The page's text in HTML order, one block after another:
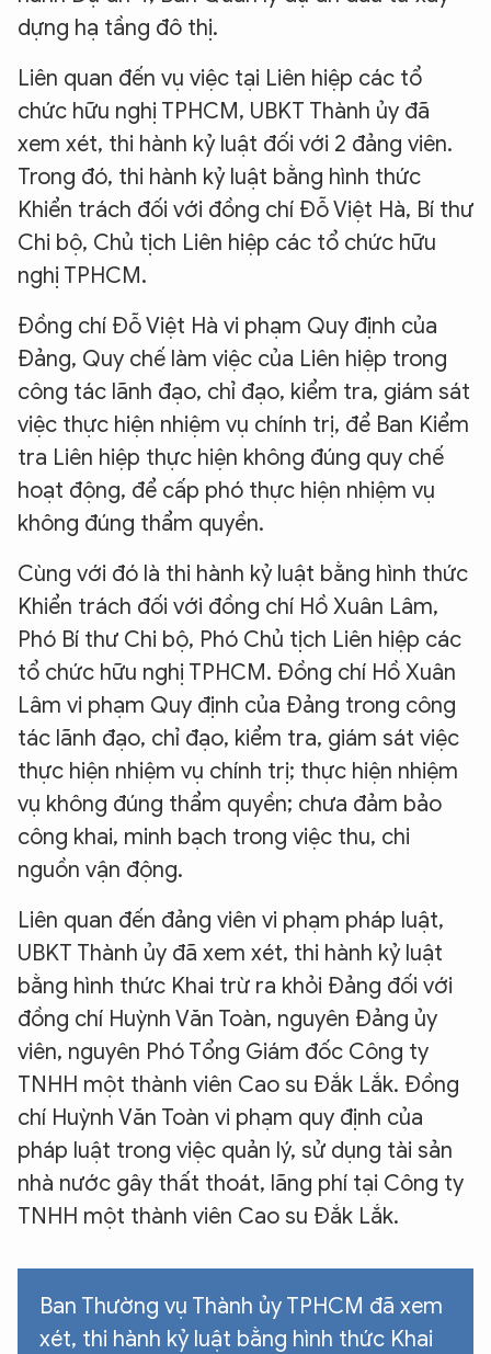
dựng hạ tầng đô thị.
Liên quan đến vụ việc tại Liên hiệp các tổ
chức hữu nghị TPHCM, UBKT Thành ủy đã
xem xét, thi hành kỷ luật đối với 2 đảng viên.
Trong đó, thi hành kỷ luật bằng hình thức
Khiển trách đối với đồng chí Đỗ Việt Hà, Bí thư
Chi bộ, Chủ tịch Liên hiệp các tổ chức hữu
nghị TPHCM.
Đồng chí Đỗ Việt Hà vi phạm Quy định của
Đảng, Quy chế làm việc của Liên hiệp trong
công tác lãnh đạo, chỉ đạo, kiểm tra, giám sát
việc thực hiện nhiệm vụ chính trị, để Ban Kiểm
tra Liên hiệp thực hiện không đúng quy chế
hoạt động, để cấp phó thực hiện nhiệm vụ
không đúng thẩm quyền.
Cùng với đó là thi hành kỷ luật bằng hình thức
Khiển trách đối với đồng chí Hồ Xuân Lâm,
Phó Bí thư Chi bộ, Phó Chủ tịch Liên hiệp các
tổ chức hữu nghị TPHCM. Đồng chí Hồ Xuân
Lâm vi phạm Quy định của Đảng trong công
tác lãnh đạo, chỉ đạo, kiểm tra, giám sát việc
thực hiện nhiệm vụ chính trị; thực hiện nhiệm
vụ không đúng thẩm quyền; chưa đảm bảo
công khai, minh bạch trong việc thu, chi
nguồn vận động.
Liên quan đến đảng viên vi phạm pháp luật,
UBKT Thành ủy đã xem xét, thi hành kỷ luật
bằng hình thức Khai trừ ra khỏi Đảng đối với
đồng chí Huỳnh Văn Toàn, nguyên Đảng ủy
viên, nguyên Phó Tổng Giám đốc Công ty
TNHH một thành viên Cao su Đắk Lắk. Đồng
chí Huỳnh Văn Toàn vi phạm quy định của
pháp luật trong việc quản lý, sử dụng tài sản
nhà nước gây thất thoát, lãng phí tại Công ty
TNHH một thành viên Cao su Đắk Lắk.
Ban Thường vụ Thành ủy TPHCM đã xem
xét, thi hành kỷ luật bằng hình thức Khai